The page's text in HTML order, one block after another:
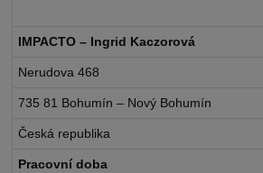
IMPACTO – Ingrid Kaczorová
Nerudova 468
735 81 Bohumín – Nový Bohumín
Česká republika
Pracovní doba